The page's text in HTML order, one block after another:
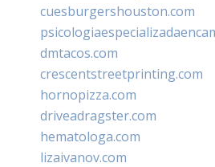
cuesburgershouston.com
dmtacos.com
crescentstreetprinting.com
hornopizza.com
driveadragster.com
hematologa.com
lizaivanov.com